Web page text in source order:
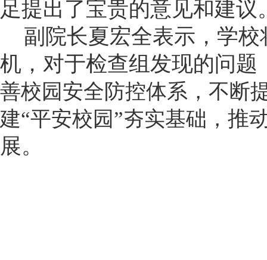
足提出了宝贵的意见和建议
副院长夏宏全表示，学
机，对于检查组发现的问题
善校园安全防控体系，不断
建“平安校园”夯实基础， 推
展。